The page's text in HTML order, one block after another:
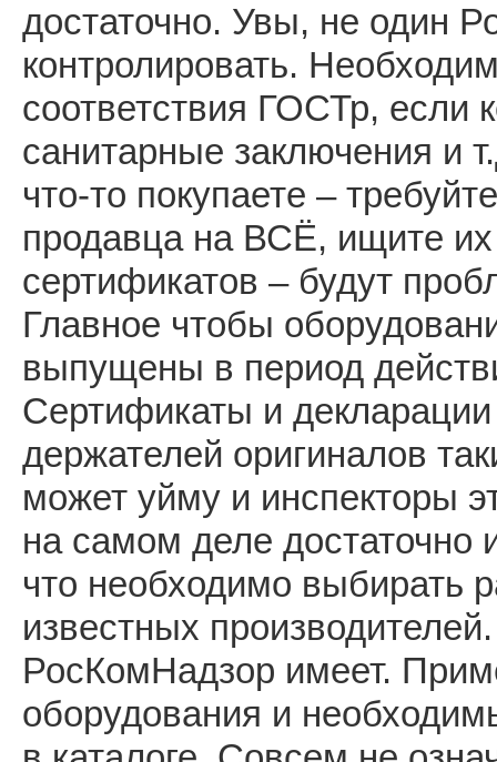
достаточно. Увы, не один
контролировать.
соответствия ГОСТр, если
санитарные заключения и
что-то покупаете –
продавца на ВСЁ, ищите их
сертификатов – будут
Главное чтобы
выпущены в период
Сертификаты и
держателей оригиналов
может уйму и инспекторы
на самом деле достаточно
что необходимо выбирать
известных
РосКомНадзор имеет.
оборудования и